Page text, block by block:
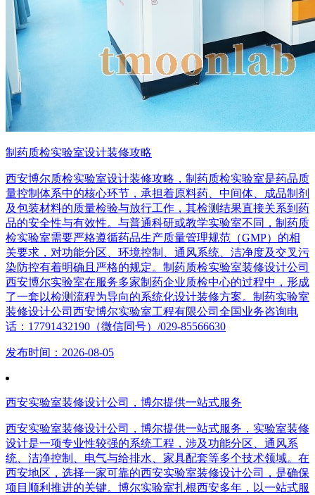
制药质检实验室设计装修攻略
西安博尔质检实验室设计装修攻略，制药质检实验室是药品质
量控制体系中的核心环节，承担着原料药、中间体、成品制剂
及包装材料的质量检验与放行工作，其检测结果直接关系到药
品的安全性与有效性。与普通科研或教学实验室不同，制药质
检实验室需要严格遵循药品生产质量管理规范（GMP）的相
关要求，对功能分区、环境控制、通风系统、洁净度及交叉污
染防控有着明确且严格的规定。制药质检实验室装修设计公司
西安博尔实验室在服务多家制药企业质检中心的过程中，形成
了一套以检测流程为导向的系统化设计装修方案。制药实验室
装修设计公司西安博尔实验室工程有限公司全国业务咨询电
话：17791432190（微信同号）/029-85566630
发布时间：2026-08-05
西安实验室装修设计公司，博尔提供一站式服务
西安实验室装修设计公司，博尔提供一站式服务，实验室装修
设计是一项专业性较强的系统工程，涉及功能分区、通风系
统、洁净控制、电气与给排水、家具配套等多个技术领域。在
西安地区，选择一家可靠的西安实验室装修设计公司，是确保
项目顺利推进的关键。博尔实验室扎根西安多年，以一站式服